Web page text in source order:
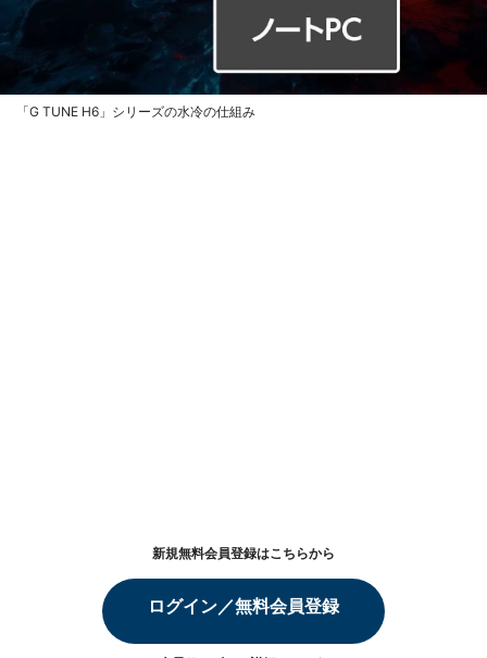
「G TUNE H6」シリーズの水冷の仕組み
新規無料会員登録はこちらから
ログイン／無料会員登録